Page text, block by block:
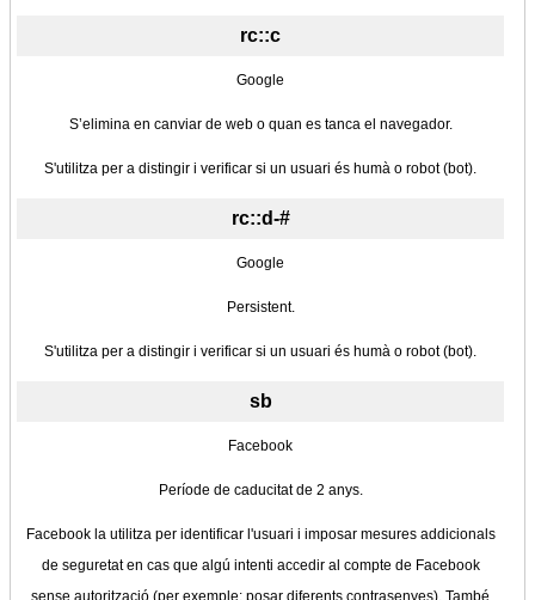
rc::c
Google
S’elimina en canviar de web o quan es tanca el navegador.
S'utilitza per a distingir i verificar si un usuari és humà o robot (bot).
rc::d-#
Google
Persistent.
S'utilitza per a distingir i verificar si un usuari és humà o robot (bot).
sb
Facebook
Període de caducitat de 2 anys.
Facebook la utilitza per identificar l'usuari i imposar mesures addicionals
de seguretat en cas que algú intenti accedir al compte de Facebook
sense autorització (per exemple: posar diferents contrasenyes). També